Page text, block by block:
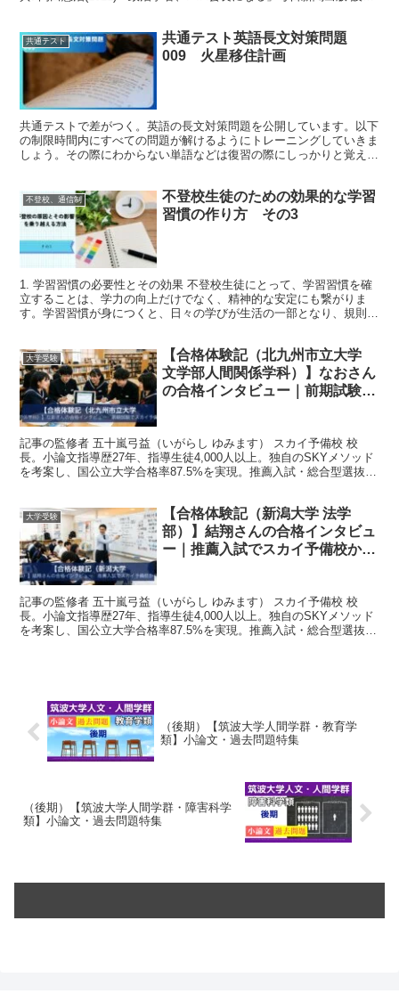
共通テスト
共通テスト英語長文対策問題
009 火星移住計画
共通テストで差がつく。英語の長文対策問題を公開しています。以下
の制限時間内にすべての問題が解けるようにトレーニングしていきま
しょう。その際にわからない単語などは復習の際にしっかりと覚える
不登校、通信制
不登校生徒のための効果的な学習
習慣の作り方 その3
1. 学習習慣の必要性とその効果 不登校生徒にとって、学習習慣を確
立することは、学力の向上だけでなく、精神的な安定にも繋がりま
す。学習習慣が身につくと、日々の学びが生活の一部となり、規則正
大学受験
【合格体験記（北九州市立大学
文学部人間関係学科）】なおさん
の合格インタビュー｜前期試験で
記事の監修者 五十嵐弓益（いがらし ゆみます） スカイ予備校 校
長。小論文指導歴27年、指導生徒4,000人以上。独自のSKYメソッド
を考案し、国公立大学合格率87.5%を実現。推薦入試・総合型選抜の
大学受験
【合格体験記（新潟大学 法学
部）】結翔さんの合格インタビュ
ー｜推薦入試でスカイ予備校から
記事の監修者 五十嵐弓益（いがらし ゆみます） スカイ予備校 校
長。小論文指導歴27年、指導生徒4,000人以上。独自のSKYメソッド
を考案し、国公立大学合格率87.5%を実現。推薦入試・総合型選抜の
（後期）【筑波大学人間学群・教育学
類】小論文・過去問題特集
（後期）【筑波大学人間学群・障害科学
類】小論文・過去問題特集